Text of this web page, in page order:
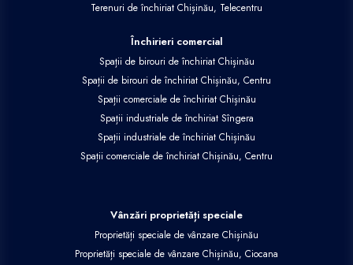
Terenuri de închiriat Chișinău, Telecentru
Închirieri comercial
Spații de birouri de închiriat Chișinău
Spații de birouri de închiriat Chișinău, Centru
Spații comerciale de închiriat Chișinău
Spații industriale de închiriat Sîngera
Spații industriale de închiriat Chișinău
Spații comerciale de închiriat Chișinău, Centru
Vânzări proprietăți speciale
Proprietăți speciale de vânzare Chișinău
Proprietăți speciale de vânzare Chișinău, Ciocana